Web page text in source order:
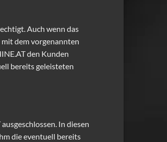
Auch wenn das
dem vorgenannten
den Kunden
bereits geleisteten
In diesen
die eventuell bereits